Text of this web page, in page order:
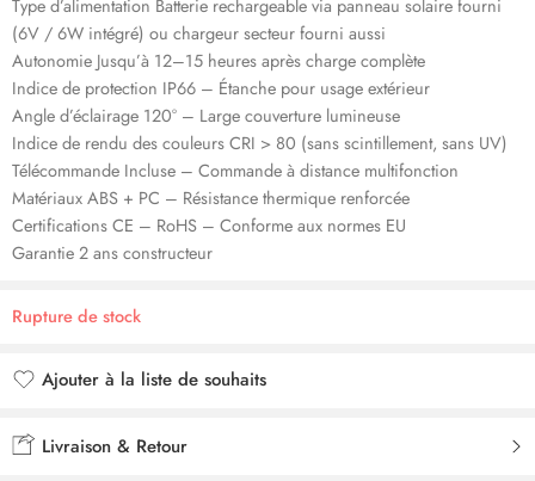
Type d’alimentation Batterie rechargeable via panneau solaire fourni
(6V / 6W intégré) ou chargeur secteur fourni aussi
Autonomie Jusqu’à 12–15 heures après charge complète
Indice de protection IP66 – Étanche pour usage extérieur
Angle d’éclairage 120° – Large couverture lumineuse
Indice de rendu des couleurs CRI > 80 (sans scintillement, sans UV)
Télécommande Incluse – Commande à distance multifonction
Matériaux ABS + PC – Résistance thermique renforcée
Certifications CE – RoHS – Conforme aux normes EU
Garantie 2 ans constructeur
Rupture de stock
Ajouter à la liste de souhaits
Livraison & Retour